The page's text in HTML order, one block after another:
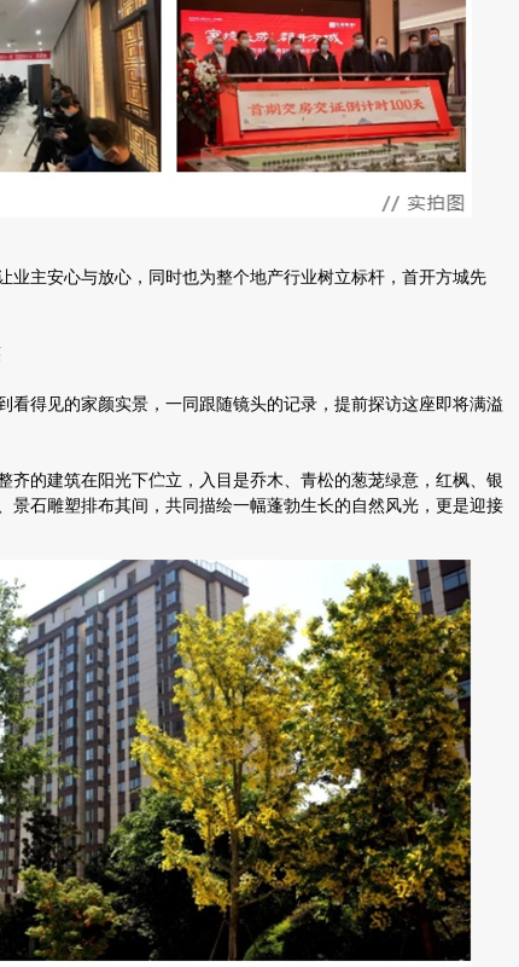
业主安心与放心，同时也为整个地产行业树立标杆，首开方城先
看得见的家颜实景，一同跟随镜头的记录，提前探访这座即将满溢
齐的建筑在阳光下伫立，入目是乔木、青松的葱茏绿意，红枫、银
景石雕塑排布其间，共同描绘一幅蓬勃生长的自然风光，更是迎接